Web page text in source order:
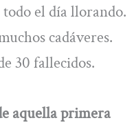
todo el día llorando.
cadáveres.
30 fallecidos.
aquella primera